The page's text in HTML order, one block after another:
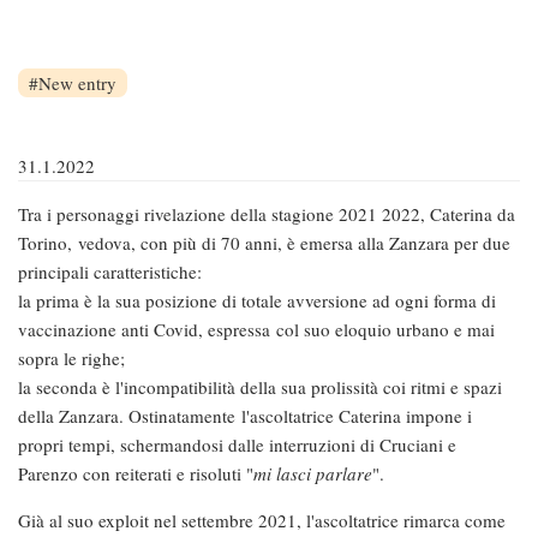
New entry
31.1.2022
Tra i personaggi rivelazione della stagione 2021 2022, Caterina da
Torino, vedova, con più di 70 anni, è emersa alla Zanzara per due
principali caratteristiche:
la prima è la sua posizione di totale avversione ad ogni forma di
vaccinazione anti Covid, espressa col suo eloquio urbano e mai
sopra le righe;
la seconda è l'incompatibilità della sua prolissità coi ritmi e spazi
della Zanzara. Ostinatamente l'ascoltatrice Caterina impone i
propri tempi, schermandosi dalle interruzioni di Cruciani e
Parenzo con reiterati e risoluti "mi lasci parlare".
Già al suo exploit nel settembre 2021, l'ascoltatrice rimarca come